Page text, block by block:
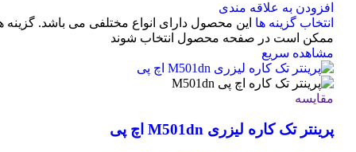
افزودن به علاقه مندی
انتخاب گزینه ها این محصول دارای انواع مختلفی می باشد. گزینه
ممکن است در صفحه محصول انتخاب شوند
مشاهده سریع
مقایسه
پرینتر تک کاره لیزری M501dn اچ پی